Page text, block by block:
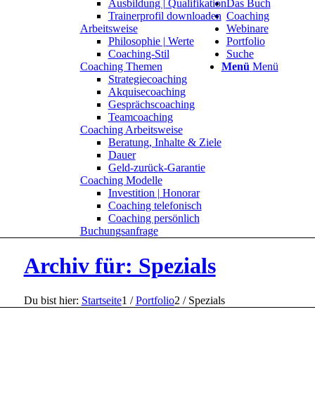
Ausbildung | Qualifikation
Trainerprofil downloaden
Arbeitsweise
Philosophie | Werte
Coaching-Stil
Das Buch
Coaching
Coaching Themen
Strategiecoaching
Akquisecoaching
Gesprächscoaching
Teamcoaching
Coaching Arbeitsweise
Beratung, Inhalte & Ziele
Dauer
Geld-zurück-Garantie
Coaching Modelle
Investition | Honorar
Coaching telefonisch
Coaching persönlich
Buchungsanfrage
Webinare
Portfolio
Suche
Menü Menü
Archiv für: Spezials
Du bist hier: Startseite1 / Portfolio2 / Spezials